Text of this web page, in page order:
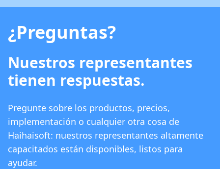
¿Preguntas?
Nuestros representantes
tienen respuestas.
Pregunte sobre los productos, precios,
implementación o cualquier otra cosa de
Haihaisoft: nuestros representantes altamente
capacitados están disponibles, listos para
ayudar.